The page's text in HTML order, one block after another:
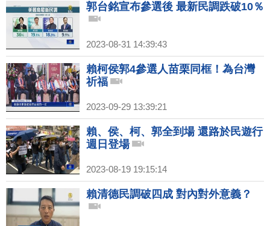
郭台銘宣布參選後 最新民調跌破10％
2023-08-31 14:39:43
賴柯侯郭4參選人苗栗同框！為台灣
祈福
2023-09-29 13:39:21
賴、侯、柯、郭全到場 還路於民遊行
週日登場
2023-08-19 19:15:14
賴清德民調破四成 對內對外意義？